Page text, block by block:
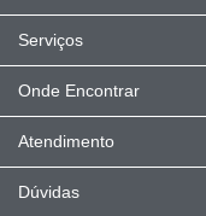
Serviços
Onde Encontrar
Atendimento
Dúvidas